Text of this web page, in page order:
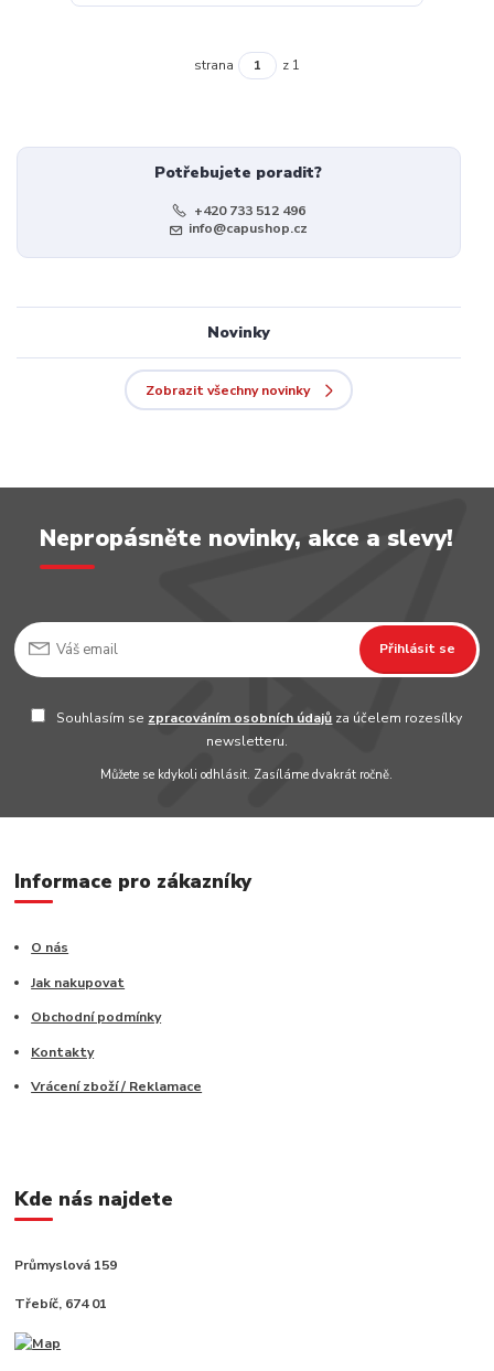
strana z 1
Potřebujete poradit?
+420 733 512 496
info@capushop.cz
Novinky
Zobrazit všechny novinky
Nepropásněte novinky, akce a slevy!
Přihlásit se
Souhlasím se zpracováním osobních údajů za účelem rozesílky
newsletteru.
Můžete se kdykoli odhlásit. Zasíláme dvakrát ročně.
Informace pro zákazníky
O nás
Jak nakupovat
Obchodní podmínky
Kontakty
Vrácení zboží / Reklamace
Kde nás najdete
Průmyslová 159
Třebíč, 674 01